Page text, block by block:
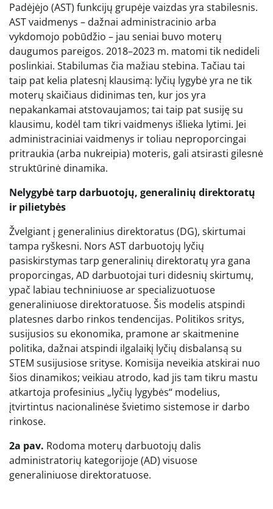
Padėjėjo (AST) funkcijų grupėje vaizdas yra stabilesnis.
AST vaidmenys – dažnai administracinio arba
vykdomojo pobūdžio – jau seniai buvo moterų
daugumos pareigos. 2018–2023 m. matomi tik nedideli
poslinkiai. Stabilumas čia mažiau stebina. Tačiau tai
taip pat kelia platesnį klausimą: lyčių lygybė yra ne tik
moterų skaičiaus didinimas ten, kur jos yra
nepakankamai atstovaujamos; tai taip pat susiję su
klausimu, kodėl tam tikri vaidmenys išlieka lytimi. Jei
administraciniai vaidmenys ir toliau neproporcingai
pritraukia (arba nukreipia) moteris, gali atsirasti gilesnė
struktūrinė dinamika.
Nelygybė tarp darbuotojų, generalinių direktoratų
ir pilietybės
Žvelgiant į generalinius direktoratus (DG), skirtumai
tampa ryškesni. Nors AST darbuotojų lyčių
pasiskirstymas tarp generalinių direktoratų yra gana
proporcingas, AD darbuotojai turi didesnių skirtumų,
ypač labiau techniniuose ar specializuotuose
generaliniuose direktoratuose. Šis modelis atspindi
platesnes darbo rinkos tendencijas. Politikos sritys,
susijusios su ekonomika, pramone ar skaitmenine
politika, dažnai atspindi ilgalaikį lyčių disbalansą su
STEM susijusiose srityse. Komisija neveikia atskirai nuo
šios dinamikos; veikiau atrodo, kad jis tam tikru mastu
atkartoja profesinius „lyčių lygybės“ modelius,
įtvirtintus nacionalinėse švietimo sistemose ir darbo
rinkose.
2a pav. Rodoma moterų darbuotojų dalis
administratorių kategorijoje (AD) visuose
generaliniuose direktoratuose.